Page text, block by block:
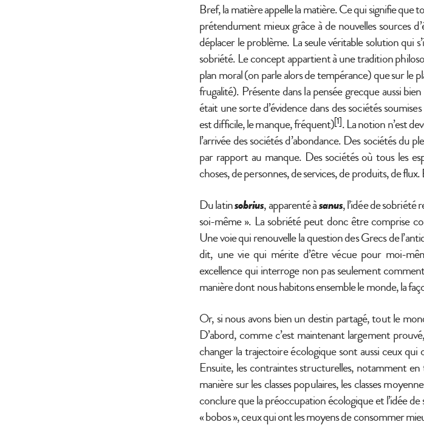
Bref, la matière appelle la matière. Ce qui signifie
prétendument mieux grâce à de nouvelles sources
déplacer le problème. La seule véritable solution qui
sobriété. Le concept appartient à une tradition
plan moral (on parle alors de tempérance) que sur le
frugalité). Présente dans la pensée grecque aussi
était une sorte d’évidence dans des sociétés
est difficile, le manque, fréquent)[1]. La notion n’est
l’arrivée des sociétés d’abondance. Des sociétés du
par rapport au manque. Des sociétés où tous les
choses, de personnes, de services, de produits, de
Du latinsobrius, apparenté àsanus, l’idée de sobriété
soi-même ». La sobriété peut donc être comprise
Une voie qui renouvelle la question des Grecs de
dit, une vie qui mérite d’être vécue pour moi-
excellence qui interroge non pas seulement
manière dont nous habitons ensemble le monde, la
Or, si nous avons bien un destin partagé, tout le
D’abord, comme c’est maintenant largement
changer la trajectoire écologique sont aussi ceux
Ensuite, les contraintes structurelles, notamment
manière sur les classes populaires, les classes
conclure que la préoccupation écologique et l’idée
« bobos », ceux qui ont les moyens de consommer